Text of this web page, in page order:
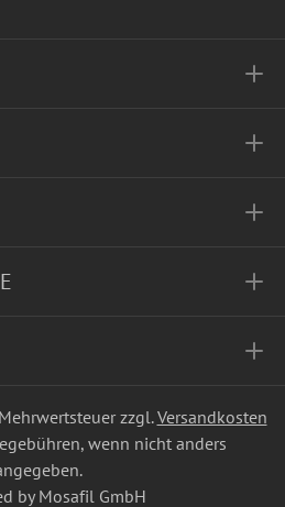
zzgl.Versandkosten
wenn nicht anders
by Mosafil GmbH